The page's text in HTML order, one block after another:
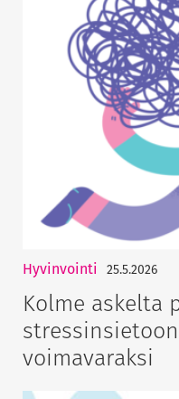
Hyvinvointi 25.5.2026
Kolme askelta
voimavaraksi